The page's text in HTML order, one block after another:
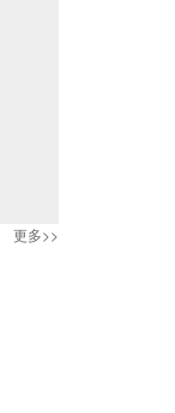
更多>>